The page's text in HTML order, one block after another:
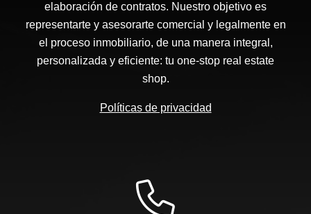
elaboración de contratos. Nuestro objetivo es
representarte y asesorarte comercial y legalmente en
el proceso inmobiliario, de una manera integral,
personalizada y eficiente: tu one-stop real estate
shop.
Políticas de privacidad